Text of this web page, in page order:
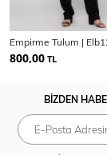
Empirme Tulum |
800,00 TL
BİZDEN